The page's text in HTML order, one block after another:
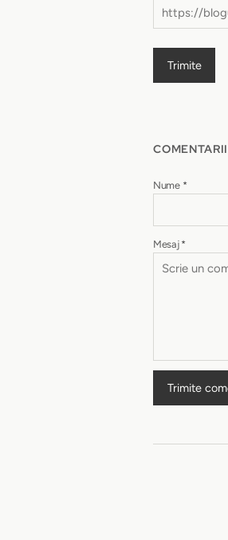
Trimite
COMENTARII
Nume *
Mesaj *
Trimite